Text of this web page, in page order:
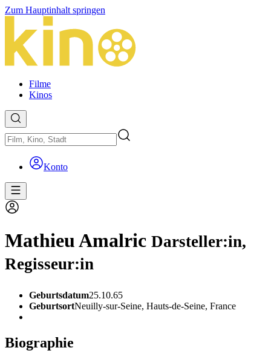
Zum Hauptinhalt springen
Filme
Kinos
Konto
Mathieu Amalric Darsteller:in,
Regisseur:in
Geburtsdatum25.10.65
GeburtsortNeuilly-sur-Seine, Hauts-de-Seine, France
Biographie